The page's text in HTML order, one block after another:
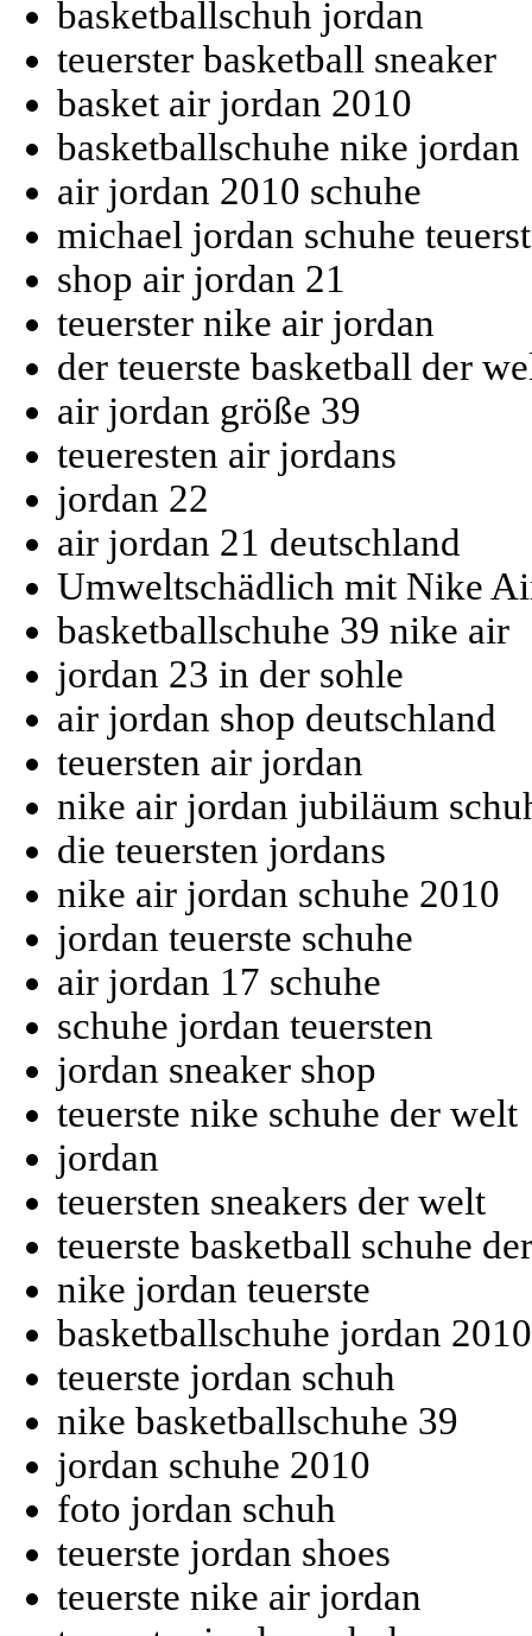
basketballschuh jordan
teuerster basketball sneaker
basket air jordan 2010
basketballschuhe nike jordan
air jordan 2010 schuhe
michael jordan schuhe
shop air jordan 21
teuerster nike air jordan
der teuerste basketball der
air jordan größe 39
teueresten air jordans
jordan 22
air jordan 21 deutschland
Umweltschädlich mit Nike
basketballschuhe 39 nike air
jordan 23 in der sohle
air jordan shop deutschland
teuersten air jordan
nike air jordan jubiläum
die teuersten jordans
nike air jordan schuhe 2010
jordan teuerste schuhe
air jordan 17 schuhe
schuhe jordan teuersten
jordan sneaker shop
teuerste nike schuhe der welt
jordan
teuersten sneakers der welt
teuerste basketball schuhe
nike jordan teuerste
basketballschuhe jordan 2010
teuerste jordan schuh
nike basketballschuhe 39
jordan schuhe 2010
foto jordan schuh
teuerste jordan shoes
teuerste nike air jordan